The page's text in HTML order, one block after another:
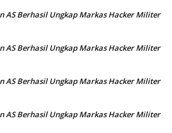
AS Berhasil Ungkap Markas Hacker Militer
AS Berhasil Ungkap Markas Hacker Militer
AS Berhasil Ungkap Markas Hacker Militer
AS Berhasil Ungkap Markas Hacker Militer